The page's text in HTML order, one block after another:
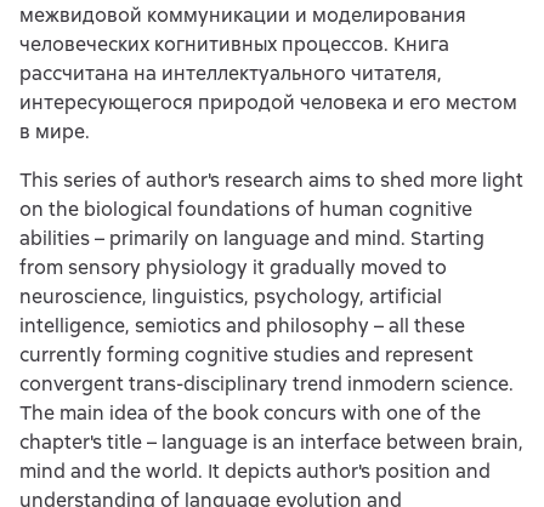
межвидовой коммуникации и моделирования
человеческих когнитивных процессов. Книга
рассчитана на интеллектуального читателя,
интересующегося природой человека и его местом
в мире.
This series of author's research aims to shed more light
on the biological foundations of human cognitive
abilities – primarily on language and mind. Starting
from sensory physiology it gradually moved to
neuroscience, linguistics, psychology, artificial
intelligence, semiotics and philosophy – all these
currently forming cognitive studies and represent
convergent trans-disciplinary trend inmodern science.
The main idea of the book concurs with one of the
chapter's title – language is an interface between brain,
mind and the world. It depicts author's position and
understanding of language evolution and